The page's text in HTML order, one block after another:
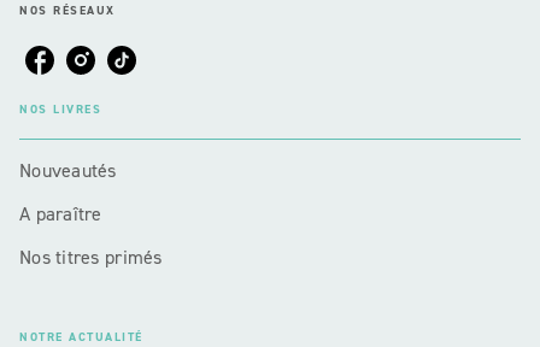
NOS RÉSEAUX
NOS LIVRES
Nouveautés
A paraître
Nos titres primés
NOTRE ACTUALITÉ